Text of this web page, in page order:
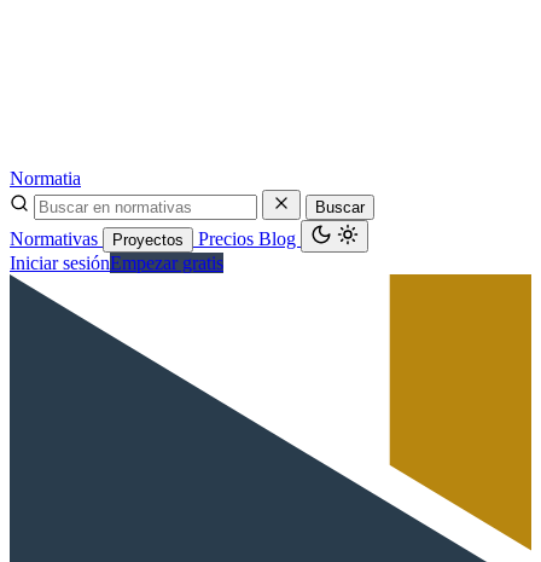
Normatia
Buscar
Normativas Proyectos Precios Blog
Iniciar sesiónEmpezar gratis